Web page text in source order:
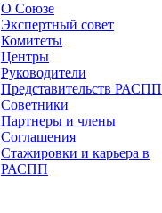
О Союзе
Экспертный совет
Комитеты
Центры
Руководители
Представительств РАСПП
Советники
Партнеры и члены
Соглашения
Стажировки и карьера в
РАСПП